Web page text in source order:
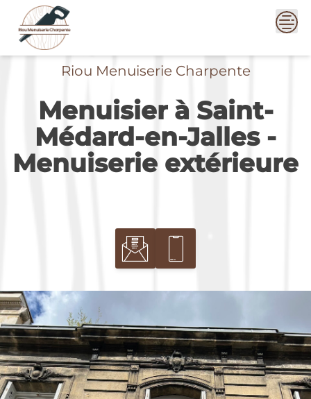
content
Riou Menuiserie Charpente
Menuisier à Saint-
Médard-en-Jalles -
Menuiserie extérieure